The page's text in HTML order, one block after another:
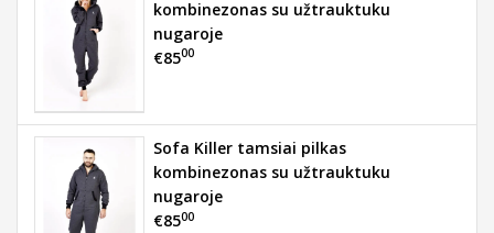
kombinezonas su užtrauktuku
nugaroje
€8500
Sofa Killer tamsiai pilkas
kombinezonas su užtrauktuku
nugaroje
€8500